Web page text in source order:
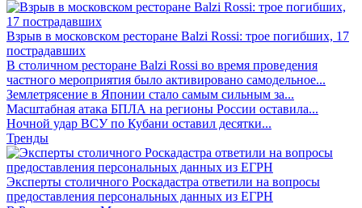
Взрыв в московском ресторане Balzi Rossi: трое погибших, 17
пострадавших
В столичном ресторане Balzi Rossi во время проведения
частного мероприятия было активировано самодельное...
Землетрясение в Японии стало самым сильным за...
Масштабная атака БПЛА на регионы России оставила...
Ночной удар ВСУ по Кубани оставил десятки...
Тренды
Эксперты столичного Роскадастра ответили на вопросы
предоставления персональных данных из ЕГРН